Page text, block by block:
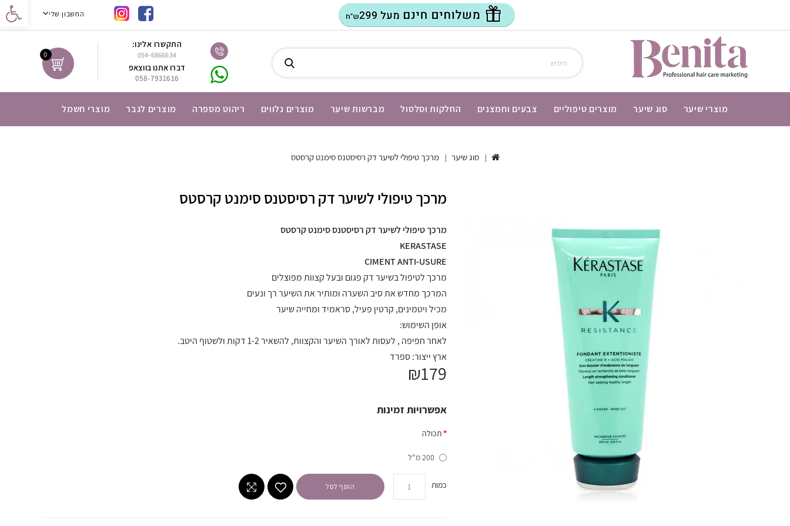
נגישות החשבון שלי
0
התקשרו אלינו:
054-6866634
דברו אתנו בווצאפ
058-7931616
מוצרי שיער סוג שיער מוצרים טיפוליים צבעים וחמצנים החלקות וסלסול מברשות שיער מוצרים נלווים ריהוט מספרה מוצרים לגבר מוצרי חשמל
סוג שיער מרכך טיפולי לשיער דק רסיסטנס סימנט קרסטס
מרכך טיפולי לשיער דק רסיסטנס סימנט קרסטס
מרכך טיפולי לשיער דק רסיסטנס סימנט קרסטס
KERASTASE
CIMENT ANTI-USURE
מרכך לטיפול בשיער דק פגום ובעל קצוות מפוצלים
המרכך מחדש את סיב השערה ומותיר את השיער רך ונעים
מכיל ויטמינים, קרטין פעיל, סראמיד ומחייה שיער
אופן השימוש:
לאחר חפיפה , לעסות לאורך השיער והקצוות, להשאיר 1-2 דקות ולשטוף היטב.
ארץ ייצור: ספרד
₪179
אפשרויות זמינות
תכולה
200 מ"ל
כמות הוסף לסל